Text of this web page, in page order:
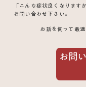
お問
「こんな症状良くなります
お問い合わせ下さい。
お話を伺って最
の女性｜鍼灸